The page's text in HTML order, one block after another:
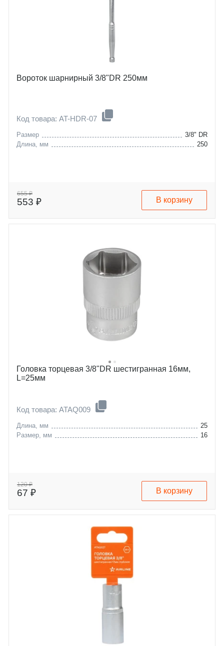
Вороток шарнирный 3/8"DR 250мм
Код товара: AT-HDR-07
Размер
3/8" DR
Длина, мм
250
655 ₽
553 ₽ В корзину
Головка торцевая 3/8"DR шестигранная 16мм,
L=25мм
Код товара: ATAQ009
Длина, мм
25
Размер, мм
16
120 ₽
67 ₽ В корзину